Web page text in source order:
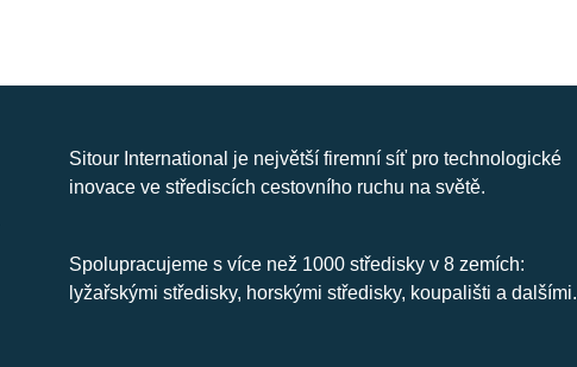
Sitour International je největší firemní síť pro technologické
inovace ve střediscích cestovního ruchu na světě.
Spolupracujeme s více než 1000 středisky v 8 zemích:
lyžařskými středisky, horskými středisky, koupališti a dalšími.